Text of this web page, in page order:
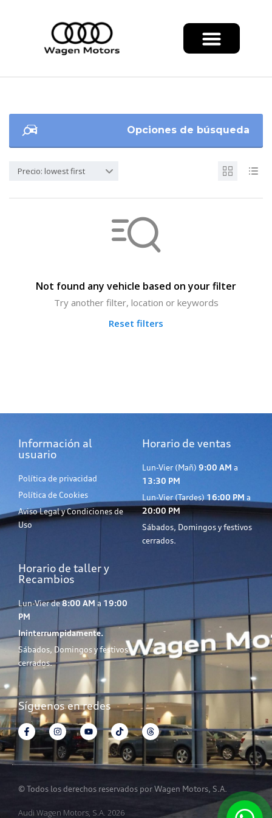
Opciones de búsqueda
Precio: lowest first
Not found any vehicle based on your filter
Try another filter, location or keywords
Reset filters
Información al
usuario
Política de privacidad
Política de Cookies
Aviso Legal y Condiciones de
Uso
Horario de ventas
Lun-Vier (Mañ) 9:00 AM a
13:30 PM
Lun-Vier (Tardes) 16:00 PM a
20:00 PM
Sábados, Domingos y festivos
cerrados.
Horario de taller y
Recambios
Lun-Vier de8:00 AM a 19:00
PM
Ininterrumpidamente.
Sábados, Domingos y festivos
cerrados.
Síguenos en redes
© Todos los derechos reservados por Wagen Motors, S.A.
Audi Wagen Motors, S.A. 2026